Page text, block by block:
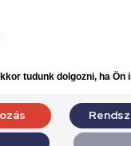
tudunk dolgozni, ha Ön